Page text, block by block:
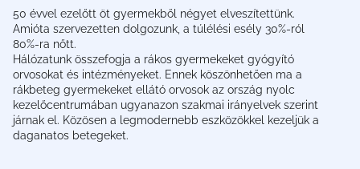
50 évvel ezelőtt öt gyermekből négyet elveszítettünk.
Amióta szervezetten dolgozunk, a túlélési esély 30%-ról
80%-ra nőtt.
Hálózatunk összefogja a rákos gyermekeket gyógyító
orvosokat és intézményeket. Ennek köszönhetően ma a
rákbeteg gyermekeket ellátó orvosok az ország nyolc
kezelőcentrumában ugyanazon szakmai irányelvek szerint
járnak el. Közösen a legmodernebb eszközökkel kezeljük a
daganatos betegeket.